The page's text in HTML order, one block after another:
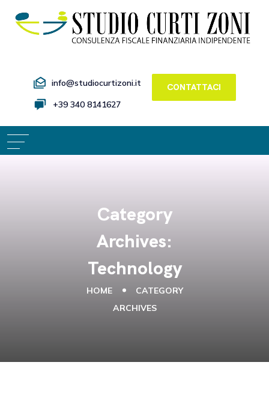
info@studiocurtizoni.it
+39 340 8141627
CONTATTACI
Category
Archives:
Technology
HOME
CATEGORY
ARCHIVES